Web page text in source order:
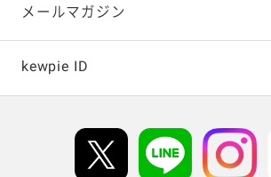
テレビ・ラジオ
キャンペーン・イベント
メールマガジン
kewpie ID